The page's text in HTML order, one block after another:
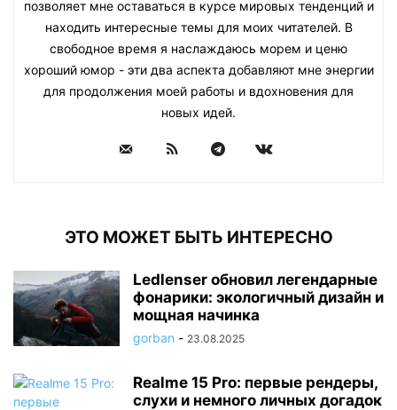
позволяет мне оставаться в курсе мировых тенденций и
находить интересные темы для моих читателей. В
свободное время я наслаждаюсь морем и ценю
хороший юмор - эти два аспекта добавляют мне энергии
для продолжения моей работы и вдохновения для
новых идей.
ЭТО МОЖЕТ БЫТЬ ИНТЕРЕСНО
Ledlenser обновил легендарные
фонарики: экологичный дизайн и
мощная начинка
gorban - 23.08.2025
Realme 15 Pro: первые рендеры,
слухи и немного личных догадок